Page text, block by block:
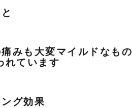
みも大変マイルドなもの
れています
グ効果